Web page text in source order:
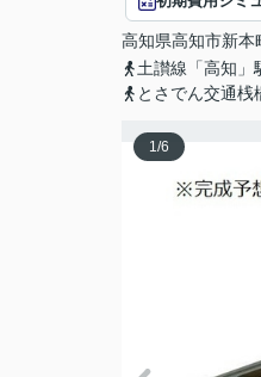
高知県高知市新本
土讃線「高知」
とさでん交通
1/6